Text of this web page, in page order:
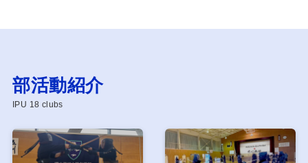
部活動紹介
IPU 18 clubs